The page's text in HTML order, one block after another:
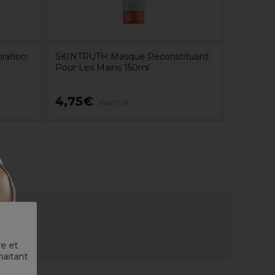
et
SKINTRUTH Masque Reconstituant
Pour Les Mains 150ml
4,75€